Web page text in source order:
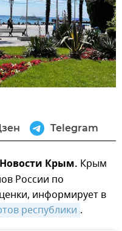
Telegram
Крым. Крым
России по
информирует в
республики .